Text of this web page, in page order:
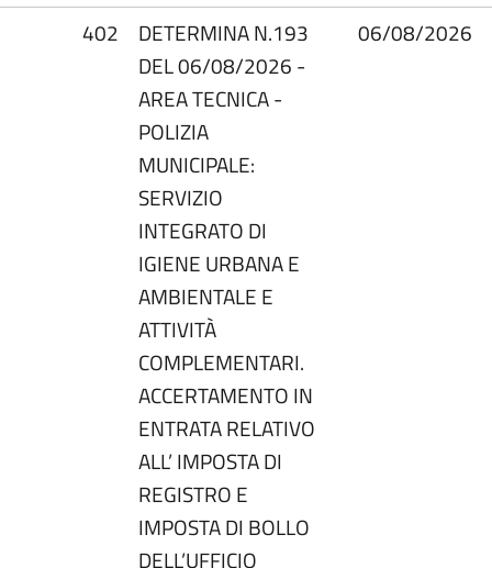
402
DETERMINA N.193
DEL 06/08/2026 -
AREA TECNICA -
POLIZIA
MUNICIPALE:
SERVIZIO
INTEGRATO DI
IGIENE URBANA E
AMBIENTALE E
ATTIVITÀ
COMPLEMENTARI.
ACCERTAMENTO IN
ENTRATA RELATIVO
ALL’ IMPOSTA DI
REGISTRO E
IMPOSTA DI BOLLO
DELL’UFFICIO
06/08/2026